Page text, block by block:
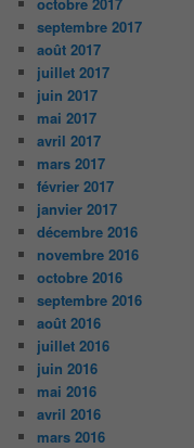
septembre 2017
août 2017
juillet 2017
juin 2017
mai 2017
avril 2017
mars 2017
février 2017
janvier 2017
décembre 2016
novembre 2016
octobre 2016
septembre 2016
août 2016
juillet 2016
juin 2016
mai 2016
avril 2016
mars 2016